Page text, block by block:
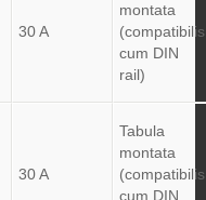
30 A
montata
(compatibilis
cum DIN
rail)
30 A
Tabula
montata
(compatibilis
cum DIN